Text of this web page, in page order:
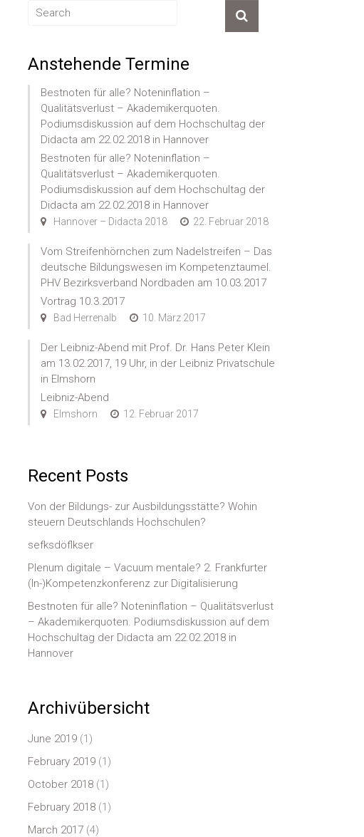
Anstehende Termine
Bestnoten für alle? Noteninflation –
Qualitätsverlust – Akademikerquoten.
Podiumsdiskussion auf dem Hochschultag der
Didacta am 22.02.2018 in Hannover
Bestnoten für alle? Noteninflation –
Qualitätsverlust – Akademikerquoten.
Podiumsdiskussion auf dem Hochschultag der
Didacta am 22.02.2018 in Hannover
Hannover – Didacta 2018 22. Februar 2018
Vom Streifenhörnchen zum Nadelstreifen – Das
deutsche Bildungswesen im Kompetenztaumel.
PHV Bezirksverband Nordbaden am 10.03.2017
Vortrag 10.3.2017
Bad Herrenalb 10. März 2017
Der Leibniz-Abend mit Prof. Dr. Hans Peter Klein
am 13.02.2017, 19 Uhr, in der Leibniz Privatschule
in Elmshorn
Leibniz-Abend
Elmshorn 12. Februar 2017
Recent Posts
Von der Bildungs- zur Ausbildungsstätte? Wohin
steuern Deutschlands Hochschulen?
sefksdöflkser
Plenum digitale – Vacuum mentale? 2. Frankfurter
(In-)Kompetenzkonferenz zur Digitalisierung
Bestnoten für alle? Noteninflation – Qualitätsverlust
– Akademikerquoten. Podiumsdiskussion auf dem
Hochschultag der Didacta am 22.02.2018 in
Hannover
Archivübersicht
June 2019 (1)
February 2019 (1)
October 2018 (1)
February 2018 (1)
March 2017 (4)